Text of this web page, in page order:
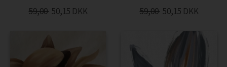
59,00 50,15 DKK 59,00 50,15 DKK